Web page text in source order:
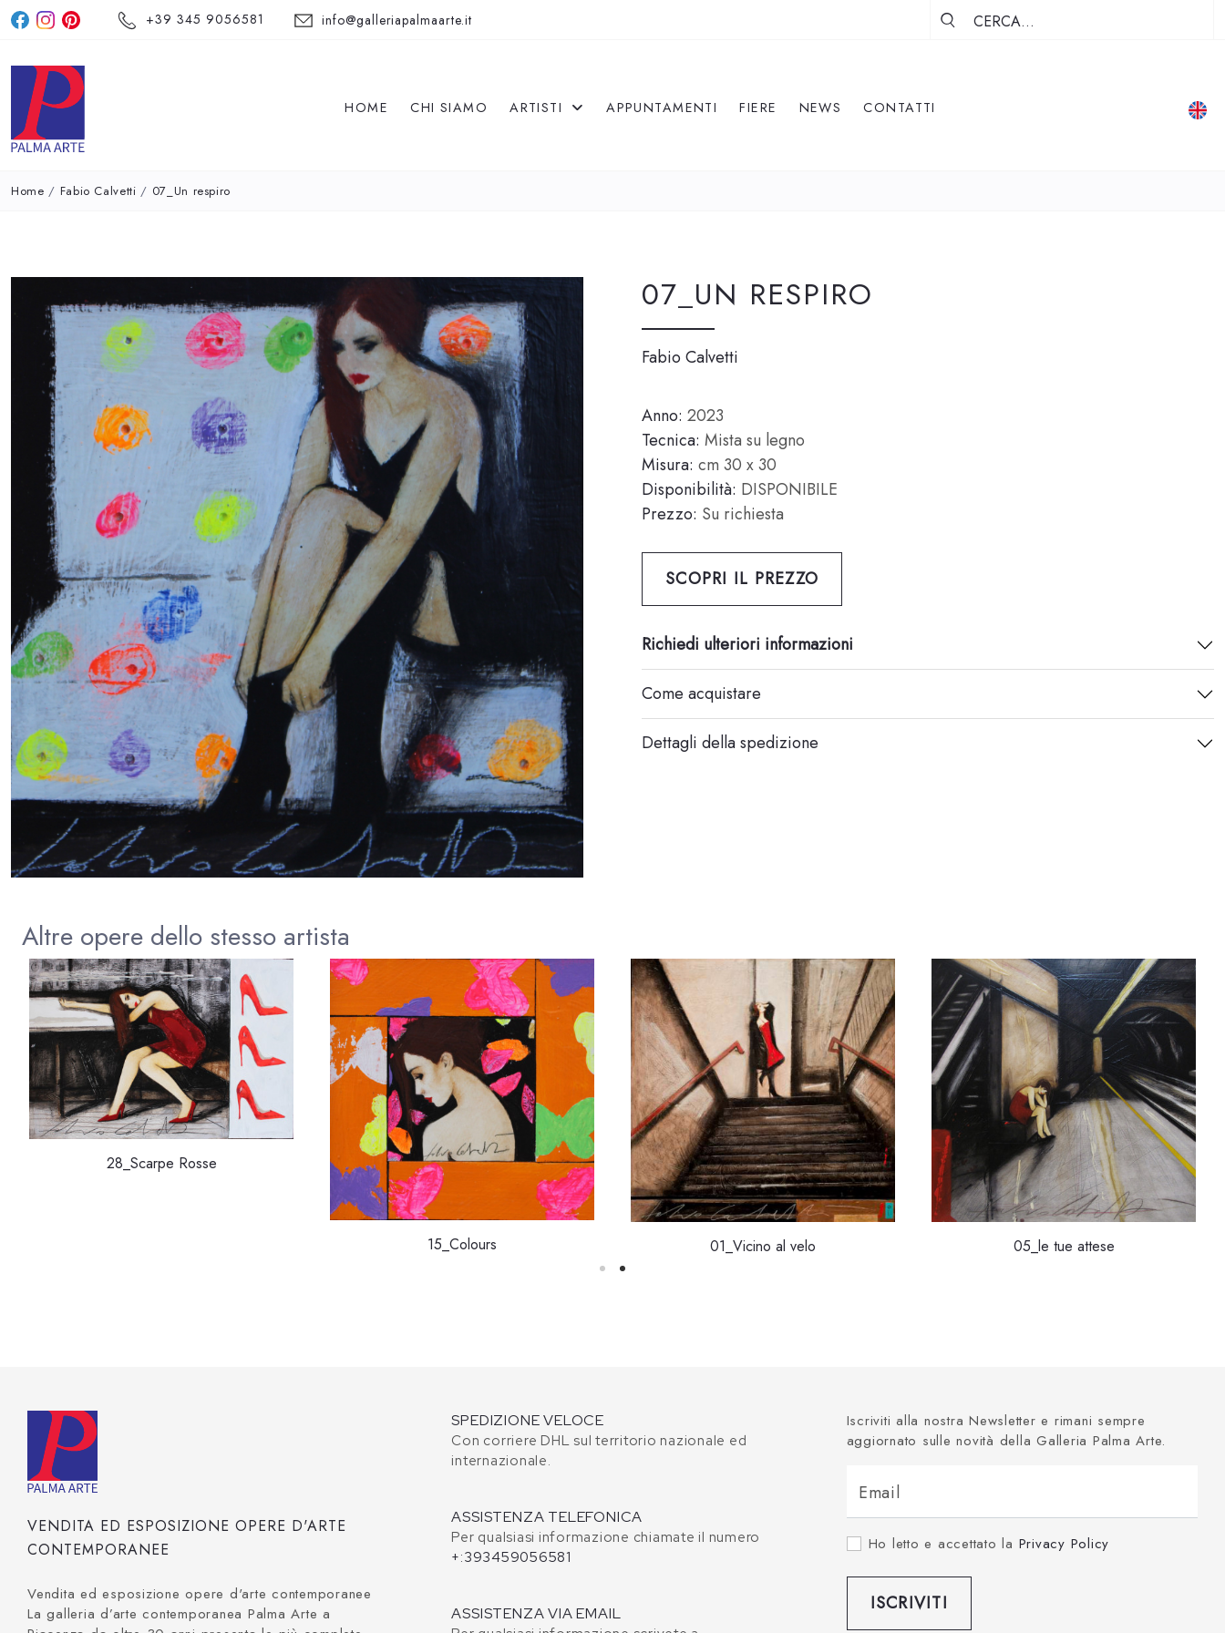
+39 345 9056581 info@galleriapalmaarte.it
HOME CHI SIAMO ARTISTI APPUNTAMENTI FIERE NEWS CONTATTI
Home / Fabio Calvetti / 07_Un respiro
07_UN RESPIRO
Fabio Calvetti
Anno: 2023
Tecnica: Mista su legno
Misura: cm 30 x 30
Disponibilità: DISPONIBILE
Prezzo: Su richiesta
SCOPRI IL PREZZO
Richiedi ulteriori informazioni
Come acquistare
Dettagli della spedizione
Altre opere dello stesso artista
28_Scarpe Rosse
15_Colours 01_Vicino al velo 05_le tue attese
VENDITA ED ESPOSIZIONE OPERE D'ARTE
CONTEMPORANEE
Vendita ed esposizione opere d'arte contemporanee
La galleria d’arte contemporanea Palma Arte a
SPEDIZIONE VELOCE
Con corriere DHL sul territorio nazionale ed
internazionale.
ASSISTENZA TELEFONICA
Per qualsiasi informazione chiamate il numero
+:393459056581
ASSISTENZA VIA EMAIL
Iscriviti alla nostra Newsletter e rimani sempre
aggiornato sulle novità della Galleria Palma Arte.
Email
Ho letto e accettato la Privacy Policy
ISCRIVITI